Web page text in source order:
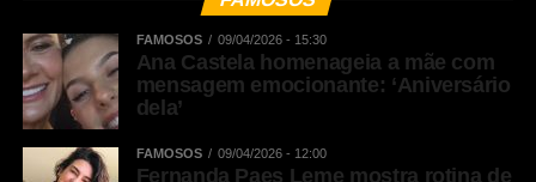
FAMOSOS 09/04/2026 - 15:30
Ana Castela homenageia a mãe com
mensagem emocionante: ‘Aniversário
dela’
FAMOSOS 09/04/2026 - 12:00
Fernanda Paes Leme mostra rotina de